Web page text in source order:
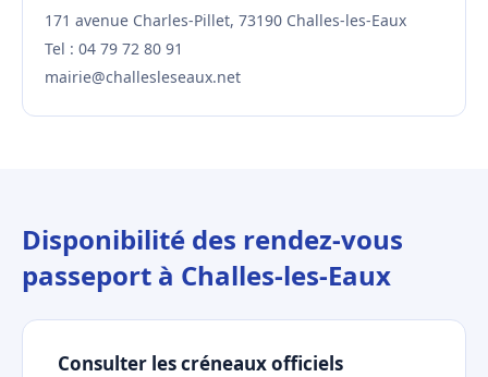
171 avenue Charles-Pillet, 73190 Challes-les-Eaux
Tel : 04 79 72 80 91
mairie@challesleseaux.net
Disponibilité des rendez-vous
passeport à Challes-les-Eaux
Consulter les créneaux officiels